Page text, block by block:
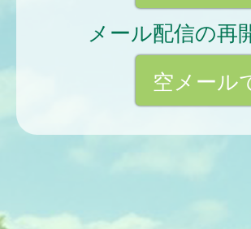
メール配信の再
空メール